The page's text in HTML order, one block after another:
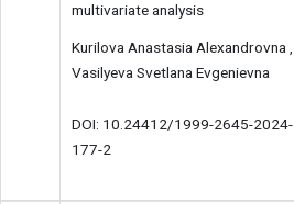
multivariate analysis
Kurilova Anastasia Alexandrovna ,
Vasilyeva Svetlana Evgenievna
DOI: 10.24412/1999-2645-2024-
177-2